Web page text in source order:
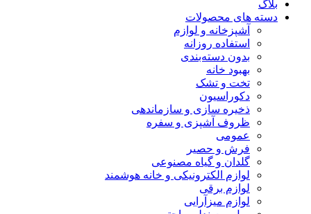
بلاگ
دسته های محصولات
آشپزخانه و لوازم
استفاده روزانه
بدون دسته‌بندی
بهبود خانه
تخت و تشک
دکوراسیون
ذخیره سازی و سازماندهی
ظروف آشپزی و سفره
عمومی
فرش و حصیر
گلدان و گیاه مصنوعی
لوازم الکترونیکی و خانه هوشمند
لوازم برقی
لوازم میزآرایی